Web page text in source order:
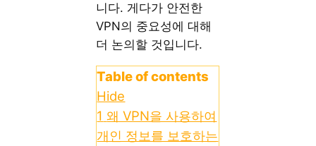
니다. 게다가 안전한
VPN의 중요성에 대해
더 논의할 것입니다.
Table of contents
Hide
1 왜 VPN을 사용하여
개인 정보를 보호하는